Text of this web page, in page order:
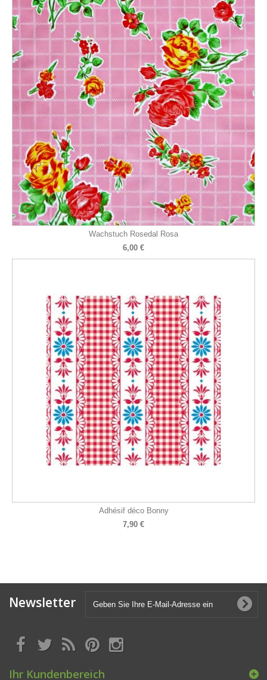
Wachstuch Rosedal Rosa
6,00 €
Adhésif déco Bonny
7,90 €
Newsletter
Ihr Kundenbereich